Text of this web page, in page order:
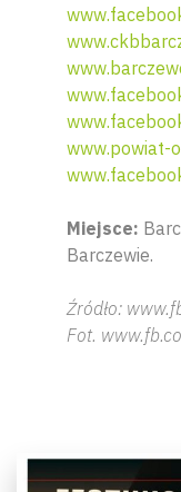
www.powiat-
Miejsce:
Barczewie.
Źródło:
Fot.